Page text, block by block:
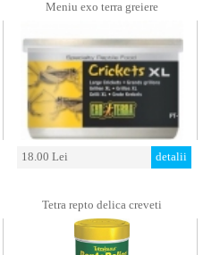
Meniu exo terra greiere
18.00 Lei detalii
Tetra repto delica creveti